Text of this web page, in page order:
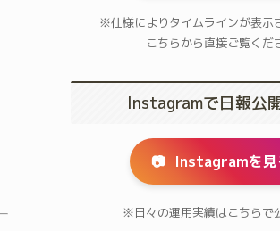
※仕様によりタイムラインが表示
こちらから直接ご覧くだ
Instagramで日報公
📷 Instagramを見
※日々の運用実績はこちらで